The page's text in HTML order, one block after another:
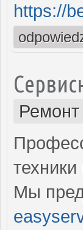
https://
Мы